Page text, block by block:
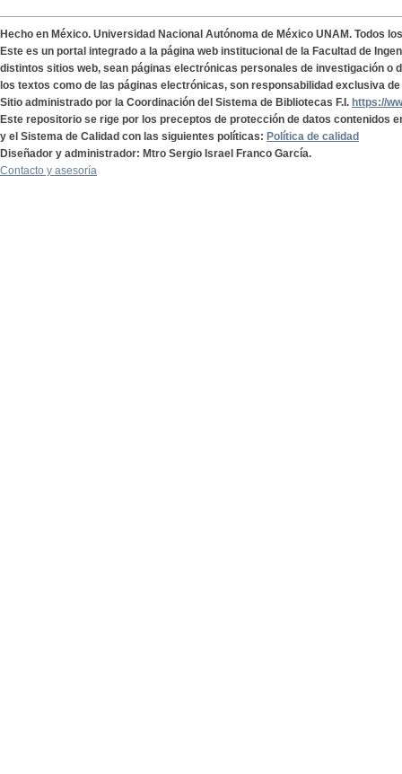
Hecho en México. Universidad Nacional Autónoma de México UNAM. Todos
Este es un portal integrado a la página web institucional de la Facultad de
distintos sitios web, sean páginas electrónicas personales de investigación o
los textos como de las páginas electrónicas, son responsabilidad exclusiva
Sitio administrado por la Coordinación del Sistema de Bibliotecas F.I. https://
Este repositorio se rige por los preceptos de protección de datos contenidos
y el Sistema de Calidad con las siguientes políticas: Política de calidad
Diseñador y administrador: Mtro Sergio Israel Franco García.
Contacto y asesoría